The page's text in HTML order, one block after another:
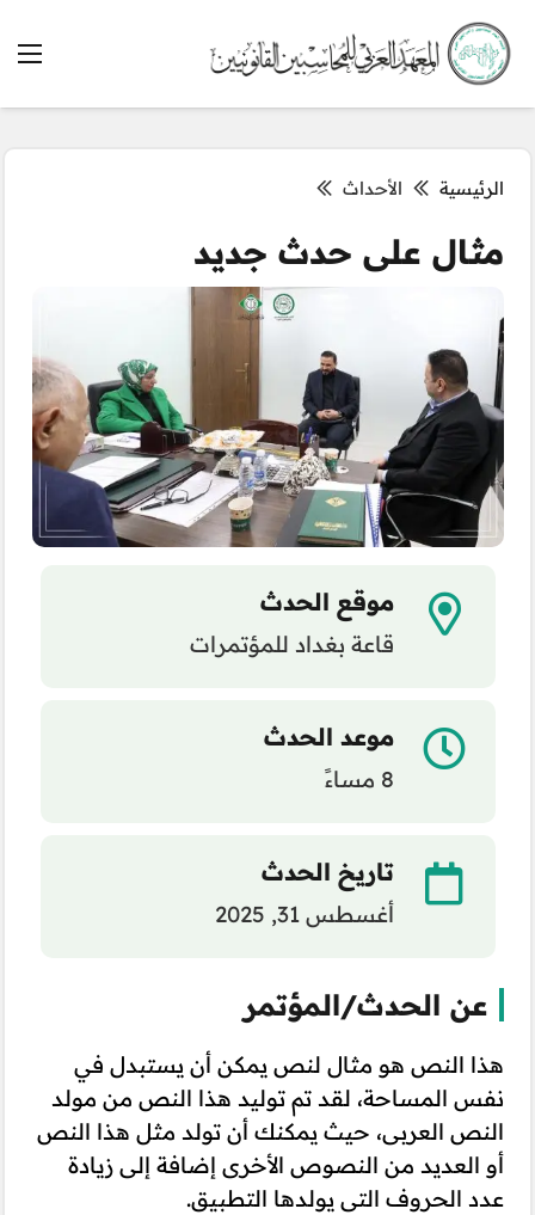
الرئيسية الأحداث
مثال على حدث جديد
موقع الحدث
قاعة بغداد للمؤتمرات
موعد الحدث
8 مساءً
تاريخ الحدث
أغسطس 31, 2025
عن الحدث/المؤتمر
هذا النص هو مثال لنص يمكن أن يستبدل في
نفس المساحة، لقد تم توليد هذا النص من مولد
النص العربى، حيث يمكنك أن تولد مثل هذا النص
أو العديد من النصوص الأخرى إضافة إلى زيادة
عدد الحروف التى يولدها التطبيق.